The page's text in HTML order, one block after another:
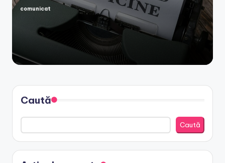
Posted
comunicat
Caută
Caută